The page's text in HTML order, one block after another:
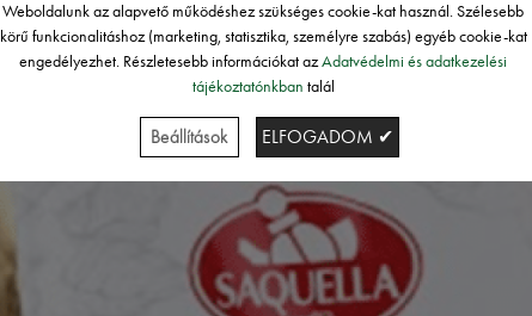
Weboldalunk az alapvető működéshez szükséges cookie-kat használ. Szélesebb
körű funkcionalitáshoz (marketing, statisztika, személyre szabás) egyéb cookie-kat
engedélyezhet. Részletesebb információkat azAdatvédelmi és adatkezelési
tájékoztatónkban talál
Beállítások ELFOGADOM ✔